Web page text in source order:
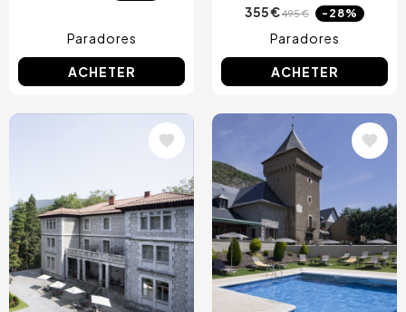
Paradores
ACHETER
355 €495 € -28%
Paradores
ACHETER
Image